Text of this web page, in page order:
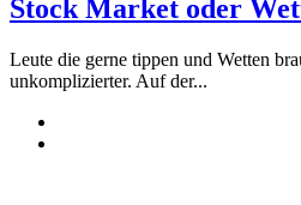
Stock Market oder
Leute die gerne tippen und Wetten
unkomplizierter. Auf der...